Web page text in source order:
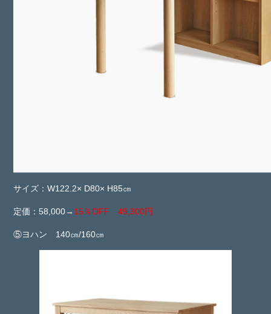
サイズ：W122.2× D80× H85㎝
定価：58,000→ 15％OFF 49,300円
⑤ヨハン 140㎝/160㎝